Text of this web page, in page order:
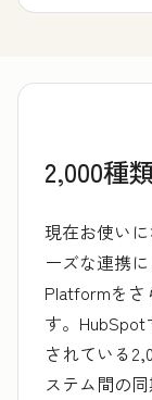
2,000種
現在お使い
ーズな連携
Platformをさ
す。
されている
ステム間の